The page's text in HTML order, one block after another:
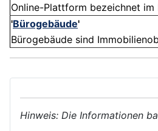
Online-Plattform bezeichnet
'Bürogebäude'
Bürogebäude sind
Hinweis: Die Informationen